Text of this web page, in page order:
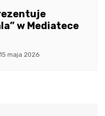
w Mediatece
15 maja 2026